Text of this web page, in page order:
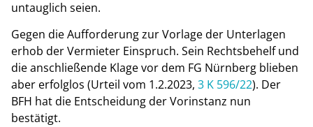
untauglich seien.
Gegen die Aufforderung zur Vorlage der Unterlagen
erhob der Vermieter Einspruch. Sein Rechtsbehelf und
die anschließende Klage vor dem FG Nürnberg blieben
aber erfolglos (Urteil vom 1.2.2023, 3 K 596/22). Der
BFH hat die Entscheidung der Vorinstanz nun
bestätigt.